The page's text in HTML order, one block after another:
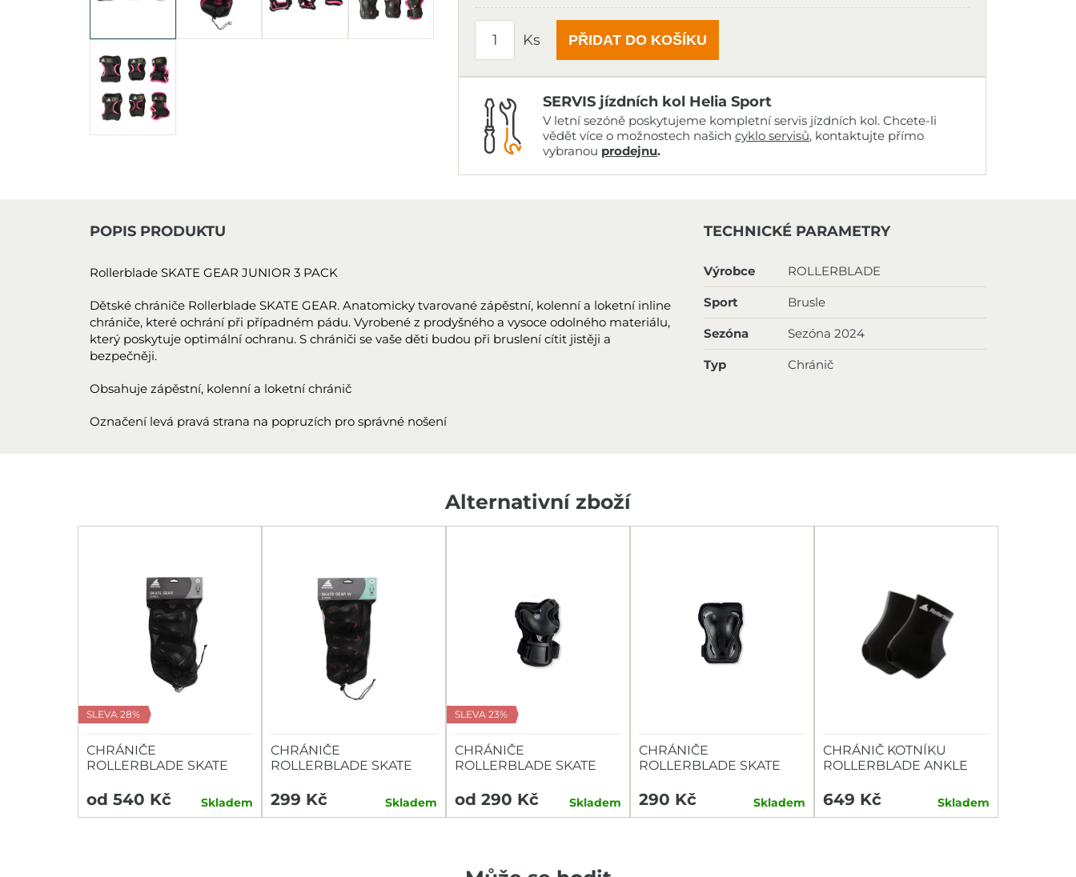
Ks PŘIDAT DO KOŠÍKU
SERVIS jízdních kol Helia Sport
V letní sezóně poskytujeme kompletní servis jízdních kol. Chcete-li
vědět více o možnostech našich cyklo servisů, kontaktujte přímo
vybranou prodejnu.
POPIS PRODUKTU
Rollerblade SKATE GEAR JUNIOR 3 PACK
Dětské chrániče Rollerblade SKATE GEAR. Anatomicky tvarované zápěstní, kolenní a loketní inline
chrániče, které ochrání při případném pádu. Vyrobené z prodyšného a vysoce odolného materiálu,
který poskytuje optimální ochranu. S chrániči se vaše děti budou při bruslení cítit jistěji a
bezpečněji.
Obsahuje zápěstní, kolenní a loketní chránič
Označení levá pravá strana na popruzích pro správné nošení
TECHNICKÉ PARAMETRY
Výrobce ROLLERBLADE
Sport Brusle
Sezóna Sezóna 2024
Typ Chránič
Alternativní zboží
SLEVA 28%
CHRÁNIČE
ROLLERBLADE SKATE
od 540 Kč Skladem
CHRÁNIČE
ROLLERBLADE SKATE
299 Kč Skladem
SLEVA 23%
CHRÁNIČE
ROLLERBLADE SKATE
od 290 Kč Skladem
CHRÁNIČE
ROLLERBLADE SKATE
290 Kč Skladem
CHRÁNIČ KOTNÍKU
ROLLERBLADE ANKLE
649 Kč Skladem